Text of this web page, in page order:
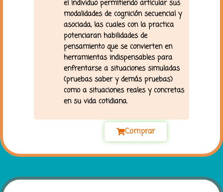
el individuo permitiendo articular sus
modalidades de cognición secuencial y
asociada, las cuales con la practica
potenciaran habilidades de
pensamiento que se convierten en
herramientas indispensables para
enfrentarse a situaciones simuladas
(pruebas saber y demás pruebas)
como a situaciones reales y concretas
en su vida cotidiana.
Comprar